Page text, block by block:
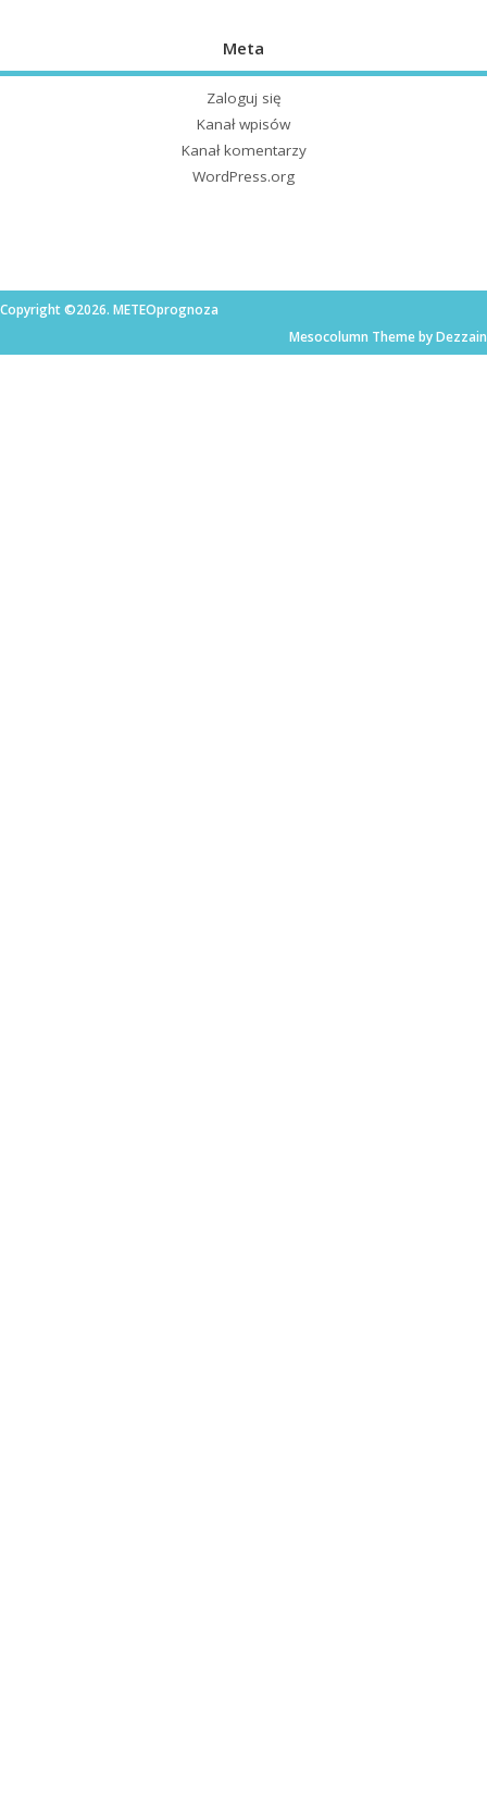
Meta
Zaloguj się
Kanał wpisów
Kanał komentarzy
WordPress.org
Copyright ©2026. METEOprognoza
Mesocolumn Theme by Dezzain